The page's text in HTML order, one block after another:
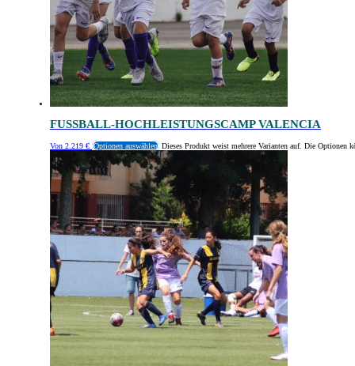
FUSSBALL-HOCHLEISTUNGSCAMP VALENCIA
Von 2.219 € Optionen auswählen Dieses Produkt weist mehrere Varianten auf. Die Optionen